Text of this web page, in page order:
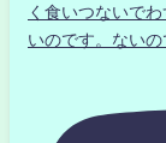
く食いつないで
いのです。ないの